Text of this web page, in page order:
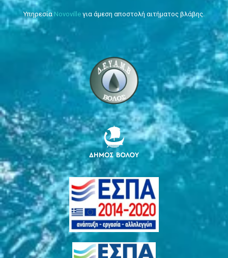
Υπηρεσία Novoville για άμεση αποστολή αιτήματος βλάβης.